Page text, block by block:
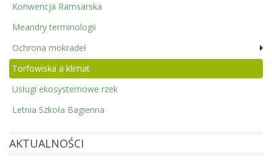
Konwencja Ramsarska
Meandry terminologii
Ochrona mokradeł
Torfowiska a klimat
Usługi ekosystemowe rzek
Letnia Szkoła Bagienna
AKTUALNOŚCI